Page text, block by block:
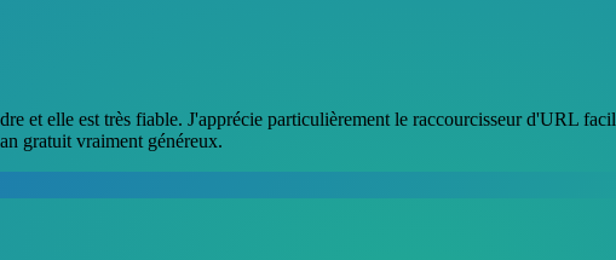
et elle est très fiable. J'apprécie particulièrement le raccourcisseur d'URL
gratuit vraiment généreux.